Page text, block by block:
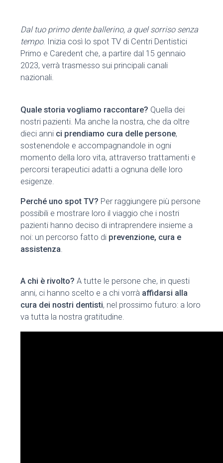
Dal tuo primo dente ballerino, a quel sorriso senza
tempo. Inizia così lo spot TV di Centri Dentistici
Primo e Caredent che, a partire dal 15 gennaio
2023, verrà trasmesso sui principali canali
nazionali.
Quale storia vogliamo raccontare? Quella dei
nostri pazienti. Ma anche la nostra, che da oltre
dieci anni ci prendiamo cura delle persone,
sostenendole e accompagnandole in ogni
momento della loro vita, attraverso trattamenti e
percorsi terapeutici adatti a ognuna delle loro
esigenze.
Perché uno spot TV? Per raggiungere più persone
possibili e mostrare loro il viaggio che i nostri
pazienti hanno deciso di intraprendere insieme a
noi: un percorso fatto di prevenzione, cura e
assistenza.
A chi è rivolto? A tutte le persone che, in questi
anni, ci hanno scelto e a chi vorrà affidarsi alla
cura dei nostri dentisti, nel prossimo futuro: a loro
va tutta la nostra gratitudine.